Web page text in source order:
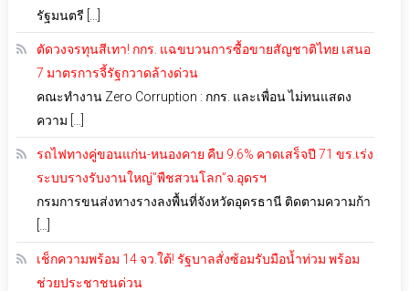
รัฐมนตรี […]
ตัดวงจรทุนสีเทา! กกร. แฉขบวนการซื้อขายสัญชาติไทย เสนอ
7 มาตรการจี้รัฐกวาดล้างด่วน
คณะทำงาน Zero Corruption : กกร. และเพื่อน ไม่ทนแสดง
ความ […]
รถไฟทางคู่ขอนแก่น-หนองคาย คืบ 9.6% คาดเสร็จปี 71 ขร.เร่ง
ระบบรางรับงานใหญ่”พืชสวนโลก”จ.อุดรฯ
กรมการขนส่งทางรางลงพื้นที่จังหวัดอุดรธานี ติดตามความก้า
เช็กความพร้อม 14 จว.ใต้! รัฐบาลสั่งซ้อมรับมือน้ำท่วม พร้อม
ช่วยประชาชนด่วน